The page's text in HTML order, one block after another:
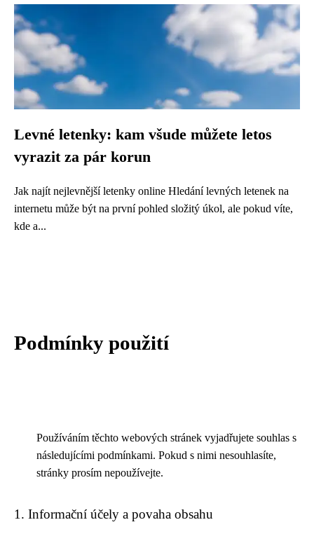
Levné letenky: kam všude můžete letos
vyrazit za pár korun
Jak najít nejlevnější letenky online Hledání levných letenek na
internetu může být na první pohled složitý úkol, ale pokud víte,
kde a...
Podmínky použití
Používáním těchto webových stránek vyjadřujete souhlas s
následujícími podmínkami. Pokud s nimi nesouhlasíte,
stránky prosím nepoužívejte.
1. Informační účely a povaha obsahu